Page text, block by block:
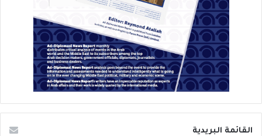
القائمة البريدية